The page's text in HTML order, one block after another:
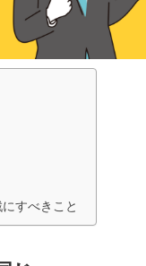
すべきこと